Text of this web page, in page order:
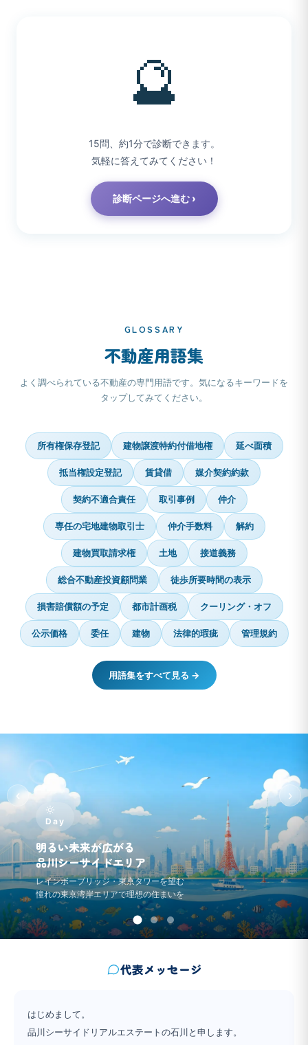
🔮
15問、約1分で診断できます。
気軽に答えてみてください！
診断ページへ進む ›
GLOSSARY
不動産用語集
よく調べられている不動産の専門用語です。気になるキーワードを
タップしてみてください。
所有権保存登記 建物譲渡特約付借地権 延べ面積
抵当権設定登記 賃貸借 媒介契約約款
契約不適合責任 取引事例 仲介
専任の宅地建物取引士 仲介手数料 解約
建物買取請求権 土地 接道義務
総合不動産投資顧問業 徒歩所要時間の表示
損害賠償額の予定 都市計画税 クーリング・オフ
公示価格 委任 建物 法律的瑕疵 管理規約
用語集をすべて見る →
Day
明るい未来が広がる
品川シーサイドエリア
レインボーブリッジ・東京タワーを望む
憧れの東京湾岸エリアで理想の住まいを
‹ ›
代表メッセージ
はじめまして。
品川シーサイドリアルエステートの石川と申します。